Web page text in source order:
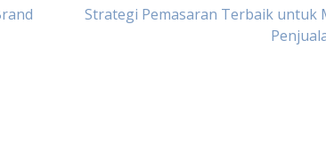
Strategi Pemasaran Terbaik untuk